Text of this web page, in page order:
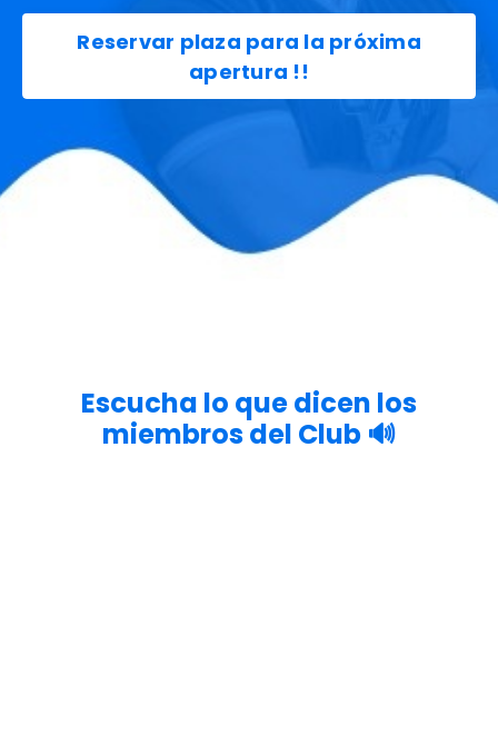
Reservar plaza para la próxima
apertura !!
Escucha lo que dicen los
miembros del Club 🔊